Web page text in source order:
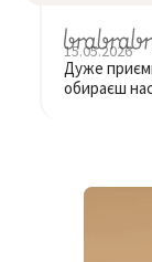
15.05.2026
Дуже
обираєш